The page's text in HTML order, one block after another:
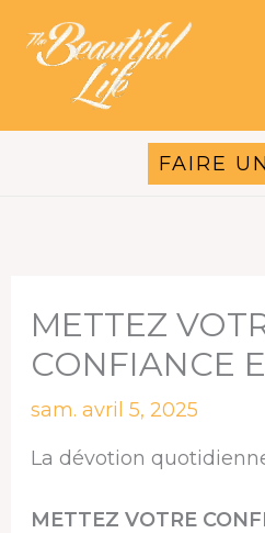
contenu
FAIRE
METTEZ
CONFIANCE
sam. avril 5, 2025
La dévotion
METTEZ VOTRE